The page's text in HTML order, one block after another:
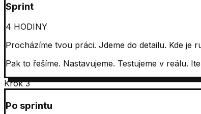
Sprint
4 HODINY
Procházíme tvou práci. Jdeme do detailu. Kde je
Pak to řešíme. Nastavujeme. Testujeme v reálu.
Krok 3
Po sprintu